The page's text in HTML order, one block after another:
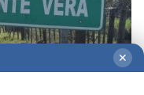
✕